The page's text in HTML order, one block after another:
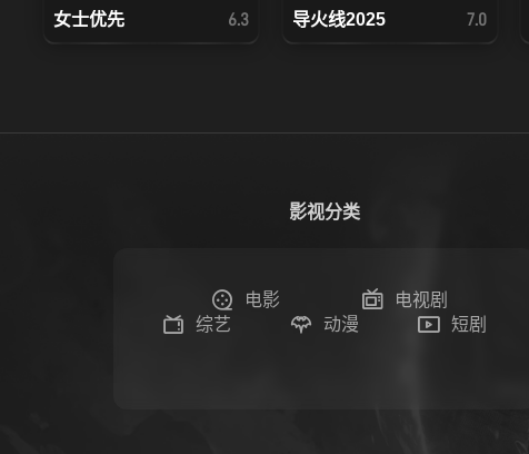
女士优先 6.3 导火线2025 7.0
影视分类
电影
电视剧
综艺
动漫 短剧